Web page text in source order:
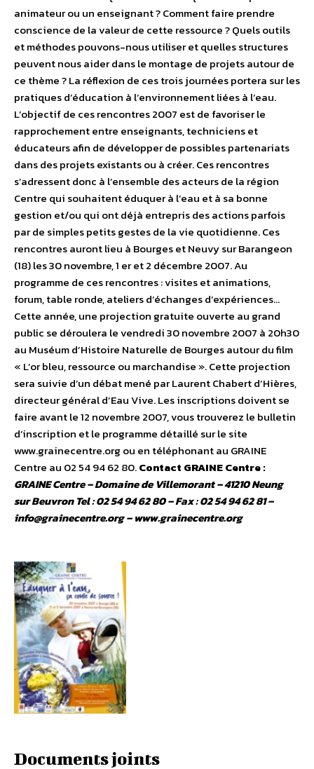
animateur ou un enseignant ? Comment faire prendre
conscience de la valeur de cette ressource ? Quels outils
et méthodes pouvons-nous utiliser et quelles structures
peuvent nous aider dans le montage de projets autour de
ce thème ? La réflexion de ces trois journées portera sur les
pratiques d’éducation à l’environnement liées à l’eau.
L’objectif de ces rencontres 2007 est de favoriser le
rapprochement entre enseignants, techniciens et
éducateurs afin de développer de possibles partenariats
dans des projets existants ou à créer. Ces rencontres
s’adressent donc à l’ensemble des acteurs de la région
Centre qui souhaitent éduquer à l’eau et à sa bonne
gestion et/ou qui ont déjà entrepris des actions parfois
par de simples petits gestes de la vie quotidienne. Ces
rencontres auront lieu à Bourges et Neuvy sur Barangeon
(18) les 30 novembre, 1 er et 2 décembre 2007. Au
programme de ces rencontres : visites et animations,
forum, table ronde, ateliers d’échanges d’expériences…
Cette année, une projection gratuite ouverte au grand
public se déroulera le vendredi 30 novembre 2007 à 20h30
au Muséum d’Histoire Naturelle de Bourges autour du film
« L’or bleu, ressource ou marchandise ». Cette projection
sera suivie d’un débat mené par Laurent Chabert d’Hières,
directeur général d’Eau Vive. Les inscriptions doivent se
faire avant le 12 novembre 2007, vous trouverez le bulletin
d’inscription et le programme détaillé sur le site
www.grainecentre.org ou en téléphonant au GRAINE
Centre au 02 54 94 62 80.Contact GRAINE Centre :
GRAINE Centre – Domaine de Villemorant – 41210 Neung
sur Beuvron Tel : 02 54 94 62 80 – Fax : 02 54 94 62 81 –
info@grainecentre.org – www.grainecentre.org
Documents joints